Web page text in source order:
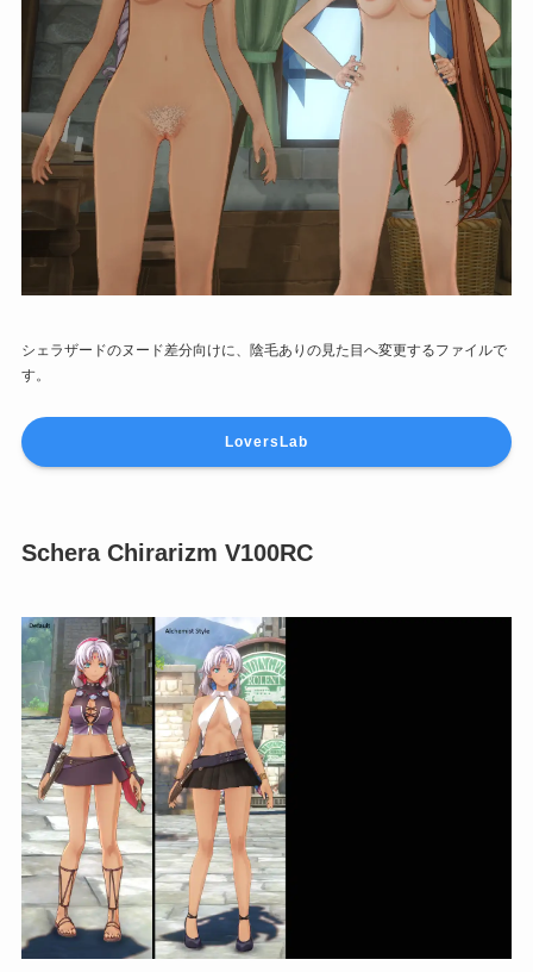
シェラザードのヌード差分向けに、陰毛ありの見た目へ変更するファイルで
す。
LoversLab
Schera Chirarizm V100RC